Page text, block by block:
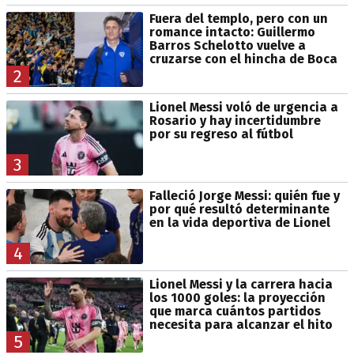
2
Fuera del templo, pero con un
romance intacto: Guillermo
Barros Schelotto vuelve a
cruzarse con el hincha de Boca
3
Lionel Messi voló de urgencia a
Rosario y hay incertidumbre
por su regreso al fútbol
4
Falleció Jorge Messi: quién fue y
por qué resultó determinante
en la vida deportiva de Lionel
5
Lionel Messi y la carrera hacia
los 1000 goles: la proyección
que marca cuántos partidos
necesita para alcanzar el hito